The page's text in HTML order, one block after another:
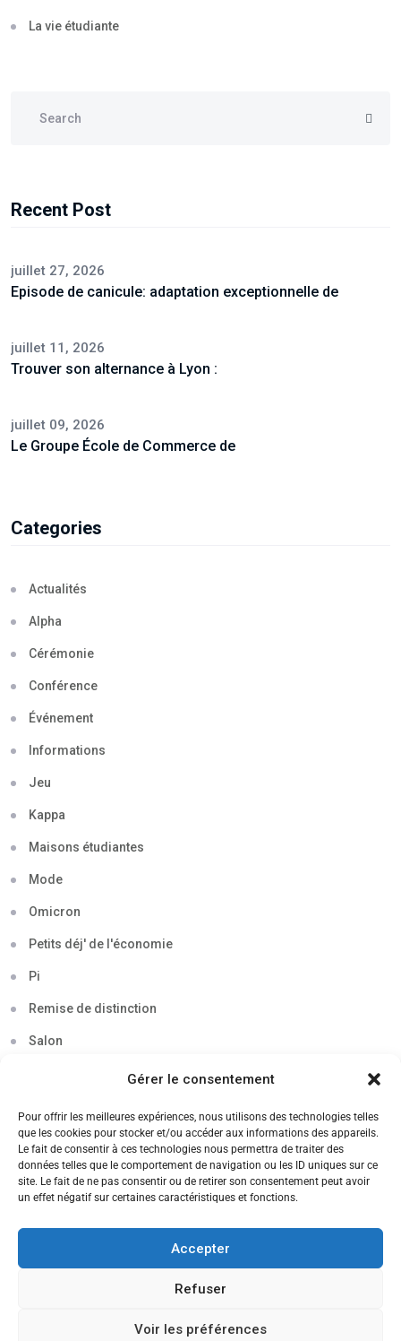
Gérer le consentement
Pour offrir les meilleures expériences, nous utilisons des technologies telles
que les cookies pour stocker et/ou accéder aux informations des appareils.
Le fait de consentir à ces technologies nous permettra de traiter des
données telles que le comportement de navigation ou les ID uniques sur ce
site. Le fait de ne pas consentir ou de retirer son consentement peut avoir
un effet négatif sur certaines caractéristiques et fonctions.
Accepter
Refuser
Voir les préférences
La vie étudiante
Recent Post
juillet 27, 2026
Episode de canicule: adaptation exceptionnelle de
juillet 11, 2026
Trouver son alternance à Lyon :
juillet 09, 2026
Le Groupe École de Commerce de
Categories
Actualités
Alpha
Cérémonie
Conférence
Événement
Informations
Jeu
Kappa
Maisons étudiantes
Mode
Omicron
Petits déj' de l'économie
Pi
Remise de distinction
Salon
Soirée
Sortie découverte
Tau
Voyage
CANDIDATEZ MAINTENANT